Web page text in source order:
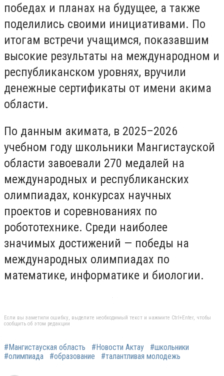
победах и планах на будущее, а также
поделились своими инициативами. По
итогам встречи учащимся, показавшим
высокие результаты на международном и
республиканском уровнях, вручили
денежные сертификаты от имени акима
области.
По данным акимата, в 2025–2026
учебном году школьники Мангистауской
области завоевали 270 медалей на
международных и республиканских
олимпиадах, конкурсах научных
проектов и соревнованиях по
робототехнике. Среди наиболее
значимых достижений — победы на
международных олимпиадах по
математике, информатике и биологии.
Если вы заметили ошибку, выделите необходимый текст и нажмите Ctrl+Enter, чтобы
сообщить об этом редакции
#Мангистауская область #Новости Актау
#школьники
#олимпиада
#образование #талантливая молодежь